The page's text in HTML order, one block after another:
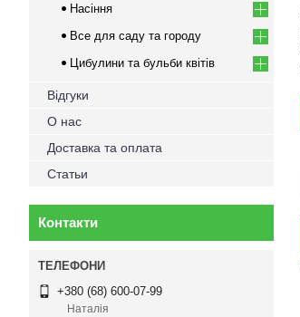
Насіння
Все для саду та городу
Цибулини та бульби квітів
Відгуки
О нас
Доставка та оплата
Статьи
Контакти
+380 (68) 600-07-99
Наталія